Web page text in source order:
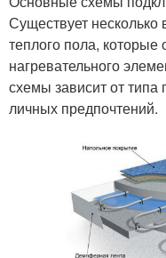
Существует
теплого пола, которые
нагревательного
схемы зависит от
личных предпочтений.